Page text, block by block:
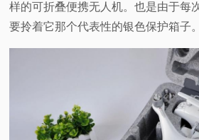
样的可折叠便携无人机。也是由于每
要拎着它那个代表性的银色保护箱子。